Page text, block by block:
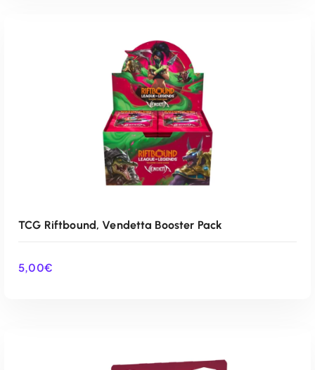
AÑADIR AL CARRITO
AÑADIR AL CARRITO
TCG Riftbound, Vendetta Booster Pack
5,00€